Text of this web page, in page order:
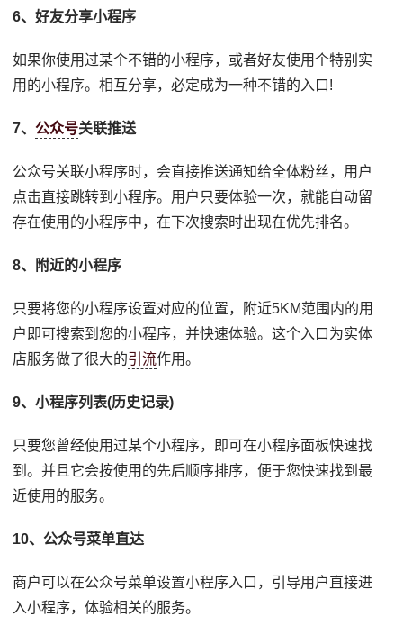
6、好友分享小程序
如果你使用过某个不错的小程序，或者好友使用个特别实
用的小程序。相互分享，必定成为一种不错的入口!
7、公众号关联推送
公众号关联小程序时，会直接推送通知给全体粉丝，用户
点击直接跳转到小程序。用户只要体验一次，就能自动留
存在使用的小程序中，在下次搜索时出现在优先排名。
8、附近的小程序
只要将您的小程序设置对应的位置，附近5KM范围内的用
户即可搜索到您的小程序，并快速体验。这个入口为实体
店服务做了很大的引流作用。
9、小程序列表(历史记录)
只要您曾经使用过某个小程序，即可在小程序面板快速找
到。并且它会按使用的先后顺序排序，便于您快速找到最
近使用的服务。
10、公众号菜单直达
商户可以在公众号菜单设置小程序入口，引导用户直接进
入小程序，体验相关的服务。